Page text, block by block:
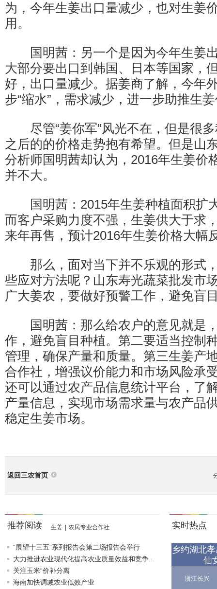
为，今年生姜出口量减少，也对生姜
用。
国明茜：另一个是因为今年生姜
大部分要出口到韩国、日本等国家，
好，出口量减少。据姜商了解，今年
步“缩水”，需求减少，进一步助推生
尽管“姜你军”风光不在，但是很多
之后的的价格走势抱有希望。但是山
分析师国明茜却认为，2016年生姜价
并不大。
国明茜：2015年生姜种植面积扩
而客户采购力度不强，生姜供大于求
来年再售，预计2016年生姜价格大幅
那么，面对当下并不乐观的形式
些应对方法呢？山东寿光蔬菜批发市
广大姜农，要做好预警工作，避免盲
国明茜：那么给农户的意见就是
作，避免盲目种植。第二要适当控制
管理，确保产量和质量。第三生姜产
合作社，增强议价能力和市场风险承
还可以通过农产品信息统计平台，了
产量信息，实现市场需求量与农产品
稳定生姜市场。
返回三农首页
推荐阅读 生姜 农民专业合作社
“展望十三五”系列报告会第二场报告会举行
大力推进农业现代化提高农业质量效益和竞争..
关注玉米“价补分离
海南加快调减农业低效产业
实时热点
乡约湖北
仙
浙江长兴